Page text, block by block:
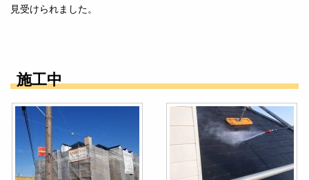
見受けられました。
施工中